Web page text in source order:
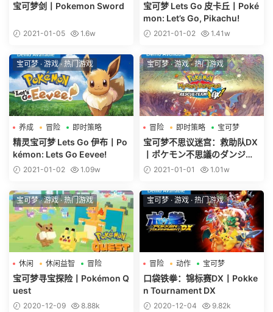
宝可梦剑丨Pokemon Sword
2021-01-05 1.6w
宝可梦 Lets Go 皮卡丘丨Poké
mon: Let’s Go, Pikachu!
2021-01-02 1.41w
宝可梦 · 游戏· 热门游戏
养成 冒险 即时策略
精灵宝可梦 Lets Go 伊布丨Po
kémon: Lets Go Eevee!
2021-01-02 1.09w
宝可梦·游戏·热门游戏
冒险 即时策略 宝可梦
宝可梦不思议迷宫：救助队DX
丨ポケモン不思議のダンジョ
ン 救助隊DX
2021-01-01 1.01w
宝可梦·游戏·热门游戏
休闲 休闲益智 冒险
宝可梦寻宝探险丨Pokémon Q
uest
2020-12-09 8.88k
宝可梦 · 游戏 · 热门游戏
冒险 动作 宝可梦
口袋铁拳：锦标赛DX丨Pokke
n Tournament DX
2020-12-04 9.82k